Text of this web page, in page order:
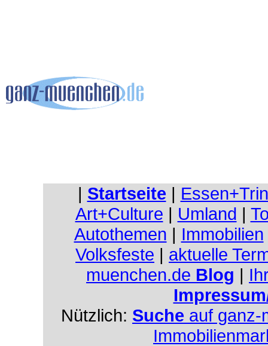
| Startseite |
Art+Culture | Umland |
Autothemen | Immobilien
Volksfeste | aktuelle
muenchen.de Blog |
Nützlich: Suche auf ganz-